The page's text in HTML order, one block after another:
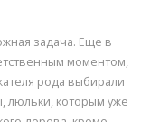
задача. Еще в
моментом,
рода выбирали
люльки, которым уже